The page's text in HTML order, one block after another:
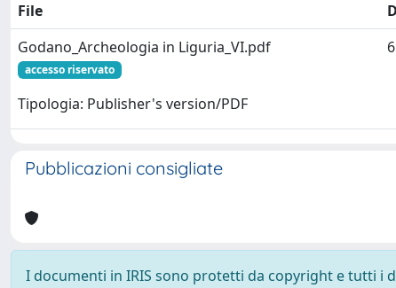
File
Godano_Archeologia in Liguria_VI.pdf
accesso riservato
Tipologia: Publisher's version/PDF
Pubblicazioni consigliate
I documenti in IRIS sono protetti da copyright e tutti i